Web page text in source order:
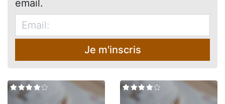
email.
Je m'inscris